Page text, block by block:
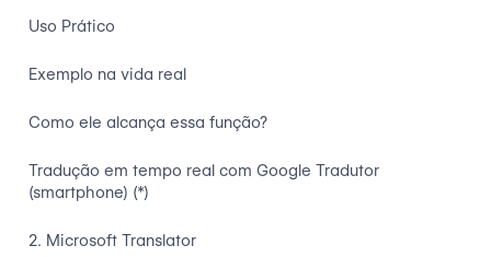
Uso Prático
Exemplo na vida real
Como ele alcança essa função?
Tradução em tempo real com Google Tradutor
(smartphone) (*)
2. Microsoft Translator